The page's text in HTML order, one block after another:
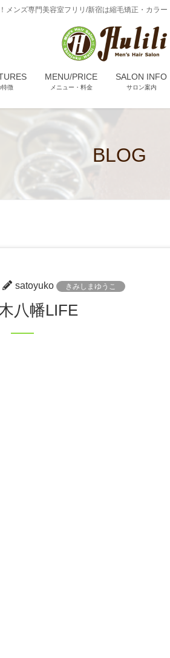
メンズ専門美容室フリリ/新宿は縮毛矯正・カラ
特徴
MENU/PRICE
メニュー・料金
SALON INFO
サロン案内
BLOG
satoyuko きみしまゆうこ
木八幡LIFE